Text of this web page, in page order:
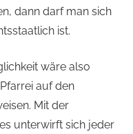
dann darf man sich
ist.
wäre also
auf den
Mit der
unterwirft sich jeder